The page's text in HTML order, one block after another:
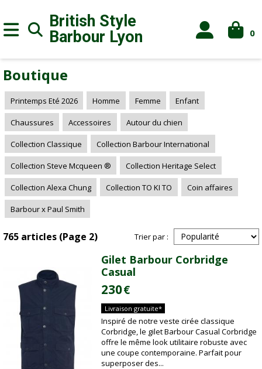
British Style
Barbour Lyon 0
Boutique
Printemps Eté 2026 Homme Femme Enfant
Chaussures Accessoires Autour du chien
Collection Classique Collection Barbour International
Collection Steve Mcqueen ® Collection Heritage Select
Collection Alexa Chung Collection TO KI TO Coin affaires
Barbour x Paul Smith
765 articles (Page 2) Trier par :
Gilet Barbour Corbridge
Casual
230€
Livraison gratuite*
Inspiré de notre veste cirée classique
Corbridge, le gilet Barbour Casual Corbridge
offre le même look utilitaire robuste avec
une coupe contemporaine. Parfait pour
superposer des...